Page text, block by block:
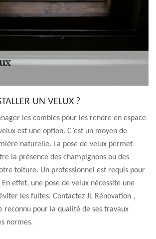
UN VELUX ?
les combles pour les rendre en espace
est une option. C’est un moyen de
naturelle. La pose de velux permet
la présence des champignons ou des
toiture. Un professionnel est requis pour
effet, une pose de velux nécessite une
les fuites. Contactez JL Rénovation ,
reconnu pour la qualité de ses travaux
normes.